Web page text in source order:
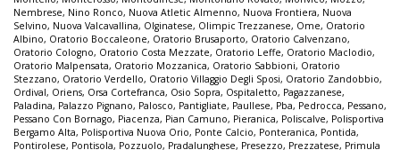
Nembrese, Nino Ronco, Nuova Atletic Almenno, Nuova Frontiera, Nuova
Selvino, Nuova Valcavallina, Olginatese, Olimpic Trezzanese, Ome, Oratorio
Albino, Oratorio Boccaleone, Oratorio Brusaporto, Oratorio Calvenzano,
Oratorio Cologno, Oratorio Costa Mezzate, Oratorio Leffe, Oratorio Maclodio,
Oratorio Malpensata, Oratorio Mozzanica, Oratorio Sabbioni, Oratorio
Stezzano, Oratorio Verdello, Oratorio Villaggio Degli Sposi, Oratorio Zandobbio,
Ordival, Oriens, Orsa Cortefranca, Osio Sopra, Ospitaletto, Pagazzanese,
Paladina, Palazzo Pignano, Palosco, Pantigliate, Paullese, Pba, Pedrocca, Pessano,
Pessano Con Bornago, Piacenza, Pian Camuno, Pieranica, Poliscalve, Polisportiva
Bergamo Alta, Polisportiva Nuova Orio, Ponte Calcio, Ponteranica, Pontida,
Pontirolese, Pontisola, Pozzuolo, Pradalunghese, Presezzo, Prezzatese, Primula